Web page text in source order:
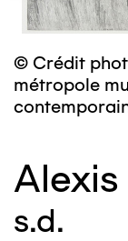
© Crédit
métropole
Alexis
s.d.